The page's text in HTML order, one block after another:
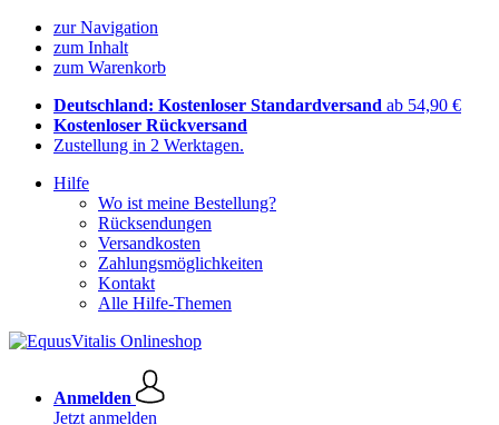
zur Navigation
zum Inhalt
zum Warenkorb
Deutschland: Kostenloser Standardversand ab 54,90 €
Kostenloser Rückversand
Zustellung in 2 Werktagen.
Hilfe
Wo ist meine Bestellung?
Rücksendungen
Versandkosten
Zahlungsmöglichkeiten
Kontakt
Alle Hilfe-Themen
Anmelden
Jetzt anmelden